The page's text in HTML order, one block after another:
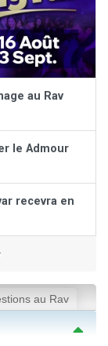
au Rav
le Admour
recevra en
au Rav